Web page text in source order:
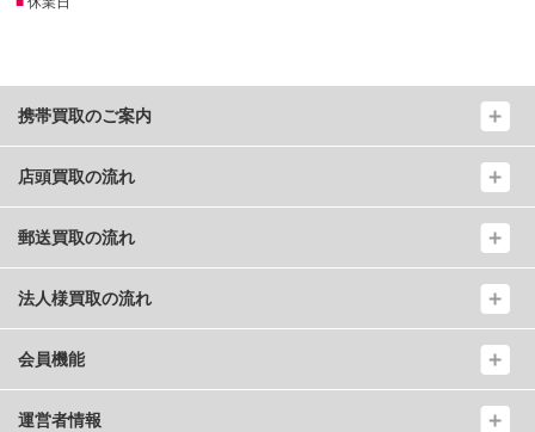
携帯買取のご案内
店頭買取の流れ
郵送買取の流れ
法人様買取の流れ
会員機能
運営者情報